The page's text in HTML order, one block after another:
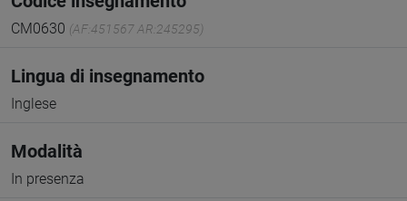
CM0630 (AF:451567 AR:245295)
Lingua di insegnamento
Inglese
Modalità
In presenza